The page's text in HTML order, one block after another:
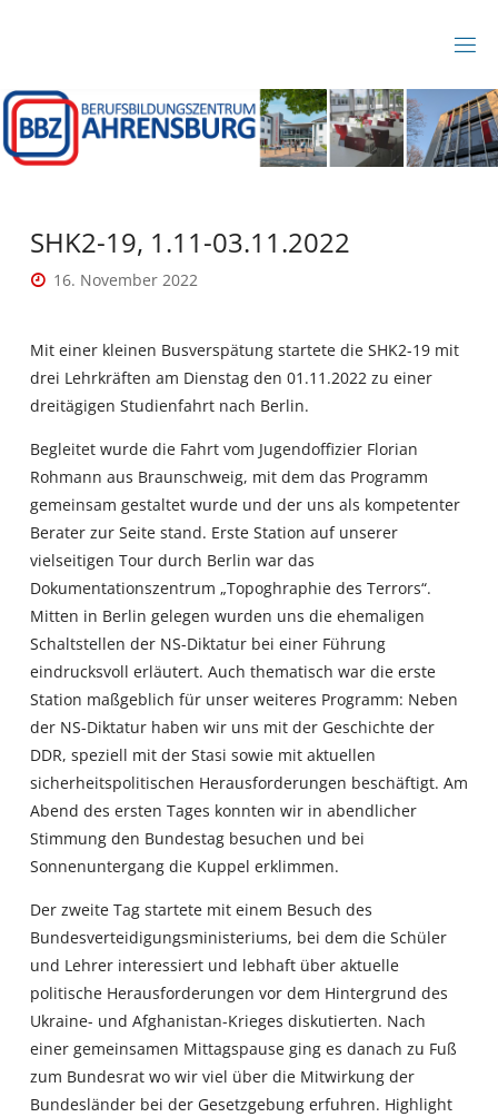
BZ
A
HR
B
R
SHK2-19, 1.11-03.11.2022
16. November 2022
Mit einer kleinen Busverspätung startete die SHK2-19 mit
drei Lehrkräften am Dienstag den 01.11.2022 zu einer
dreitägigen Studienfahrt nach Berlin.
Begleitet wurde die Fahrt vom Jugendoffizier Florian
Rohmann aus Braunschweig, mit dem das Programm
gemeinsam gestaltet wurde und der uns als kompetenter
Berater zur Seite stand. Erste Station auf unserer
vielseitigen Tour durch Berlin war das
Dokumentationszentrum „Topoghraphie des Terrors“.
Mitten in Berlin gelegen wurden uns die ehemaligen
Schaltstellen der NS-Diktatur bei einer Führung
eindrucksvoll erläutert. Auch thematisch war die erste
Station maßgeblich für unser weiteres Programm: Neben
der NS-Diktatur haben wir uns mit der Geschichte der
DDR, speziell mit der Stasi sowie mit aktuellen
sicherheitspolitischen Herausforderungen beschäftigt. Am
Abend des ersten Tages konnten wir in abendlicher
Stimmung den Bundestag besuchen und bei
Sonnenuntergang die Kuppel erklimmen.
Der zweite Tag startete mit einem Besuch des
Bundesverteidigungsministeriums, bei dem die Schüler
und Lehrer interessiert und lebhaft über aktuelle
politische Herausforderungen vor dem Hintergrund des
Ukraine- und Afghanistan-Krieges diskutierten. Nach
einer gemeinsamen Mittagspause ging es danach zu Fuß
zum Bundesrat wo wir viel über die Mitwirkung der
Bundesländer bei der Gesetzgebung erfuhren. Highlight